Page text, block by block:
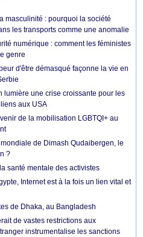
masculinité : pourquoi la société
les transports comme une anomalie
numérique : comment les féministes
genre
d'être démasqué façonne la vie en
lumière une crise croissante pour les
aux USA
de la mobilisation LGBTQI+ au
de Dimash Qudaibergen, le
?
santé mentale des activistes
Internet est à la fois un lien vital et
de Dhaka, au Bangladesh
de vastes restrictions aux
instrumentalise les sanctions